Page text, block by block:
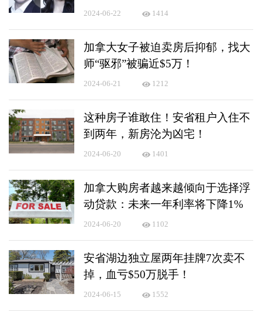
2024-06-22 1414
加拿大女子被迫卖房后抑郁，找大
师“驱邪”被骗近$5万！
2024-06-21 1212
这种房子谁敢住！安省租户入住不
到两年，新房沦为凶宅！
2024-06-20 1401
加拿大购房者越来越倾向于选择浮
动贷款：未来一年利率将下降1%
2024-06-20 1102
安省湖边独立屋两年挂牌7次卖不
掉，血亏$50万脱手！
2024-06-15 1552